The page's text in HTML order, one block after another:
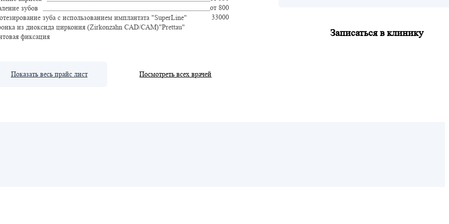
зубов
от 800
зуба с использованием имплантата "SuperLine"
из диоксида циркония (Zirkonzahn CAD/CAM)"Prettau"
фиксация
33000
Показать весь прайс лист Посмотреть всех врачей
Записаться в клинику